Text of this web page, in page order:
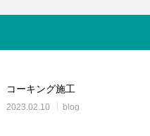
コーキング施工
2023.02.10 blog